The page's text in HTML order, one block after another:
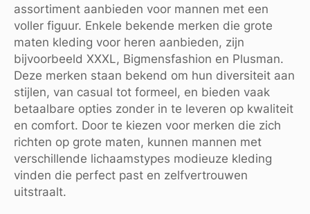
assortiment aanbieden voor mannen met een
voller figuur. Enkele bekende merken die grote
maten kleding voor heren aanbieden, zijn
bijvoorbeeld XXXL, Bigmensfashion en Plusman.
Deze merken staan bekend om hun diversiteit aan
stijlen, van casual tot formeel, en bieden vaak
betaalbare opties zonder in te leveren op kwaliteit
en comfort. Door te kiezen voor merken die zich
richten op grote maten, kunnen mannen met
verschillende lichaamstypes modieuze kleding
vinden die perfect past en zelfvertrouwen
uitstraalt.